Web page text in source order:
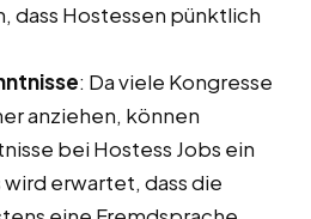
dass Hostessen pünktlich
: Da viele Kongresse
anziehen, können
bei Hostess Jobs ein
erwartet, dass die